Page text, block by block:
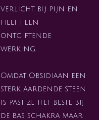
verlicht bij pijn en
heeft een
ontgiftende
werking.
Omdat Obsidiaan een
sterk aardende steen
is past ze het beste bij
de basischakra maar